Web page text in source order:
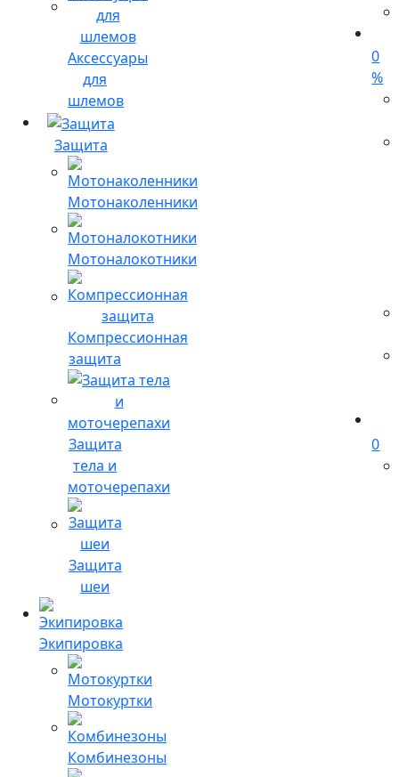
Аксессуары
для
шлемов
Защита
Мотонаколенники
Мотоналокотники
Компрессионная
защита
Защита
тела и
моточерепахи
Защита
шеи
Экипировка
Мотокуртки
Комбинезоны
0
%
0